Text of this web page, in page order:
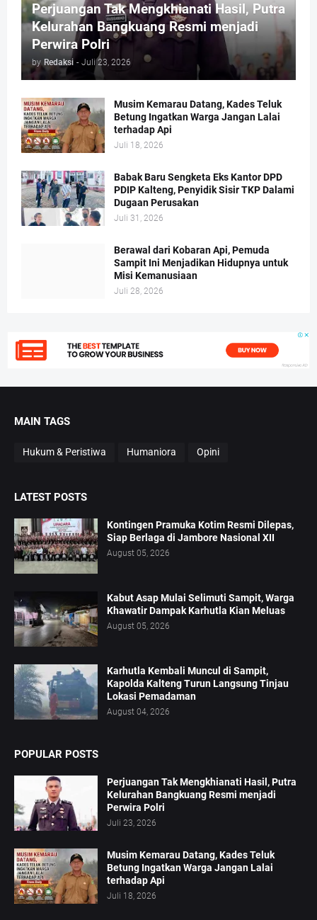
Perjuangan Tak Mengkhianati Hasil, Putra
Kelurahan Bangkuang Resmi menjadi
Perwira Polri
by Redaksi - Juli 23, 2026
Musim Kemarau Datang, Kades Teluk
Betung Ingatkan Warga Jangan Lalai
terhadap Api
Juli 18, 2026
Babak Baru Sengketa Eks Kantor DPD
PDIP Kalteng, Penyidik Sisir TKP Dalami
Dugaan Perusakan
Juli 31, 2026
Berawal dari Kobaran Api, Pemuda
Sampit Ini Menjadikan Hidupnya untuk
Misi Kemanusiaan
Juli 28, 2026
MAIN TAGS
Hukum & Peristiwa Humaniora Opini
LATEST POSTS
Kontingen Pramuka Kotim Resmi Dilepas,
Siap Berlaga di Jambore Nasional XII
August 05, 2026
Kabut Asap Mulai Selimuti Sampit, Warga
Khawatir Dampak Karhutla Kian Meluas
August 05, 2026
Karhutla Kembali Muncul di Sampit,
Kapolda Kalteng Turun Langsung Tinjau
Lokasi Pemadaman
August 04, 2026
POPULAR POSTS
Perjuangan Tak Mengkhianati Hasil, Putra
Kelurahan Bangkuang Resmi menjadi
Perwira Polri
Juli 23, 2026
Musim Kemarau Datang, Kades Teluk
Betung Ingatkan Warga Jangan Lalai
terhadap Api
Juli 18, 2026